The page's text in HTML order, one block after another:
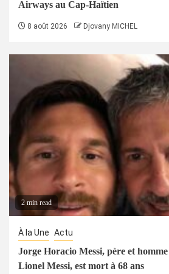
Airways au Cap-Haïtien
8 août 2026 Djovany MICHEL
2 min read
À la Une Actu
Jorge Horacio Messi, père et
Lionel Messi, est mort à 68 ans